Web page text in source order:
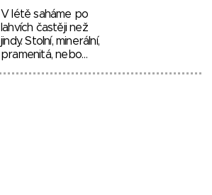
V létě saháme po
lahvích častěji než
jindy. Stolní, minerální,
pramenitá, nebo…